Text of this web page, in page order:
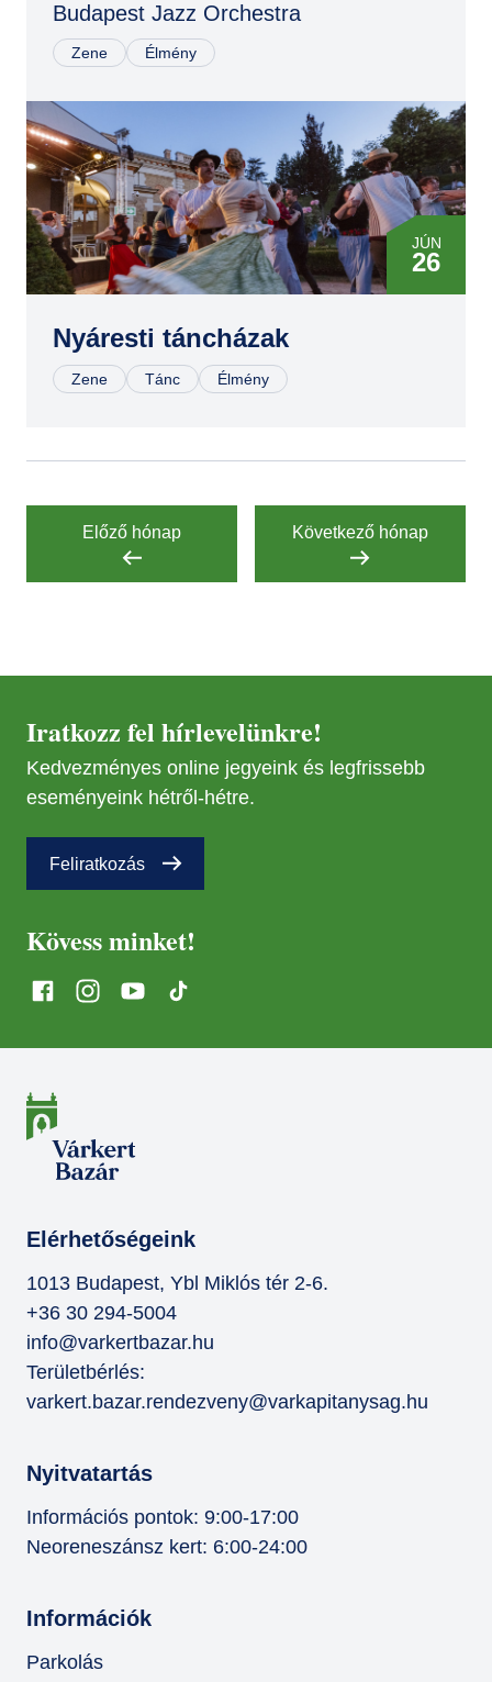
Budapest Jazz Orchestra
Zene Élmény
JÚN
26
AUG
AUG
Nyáresti táncházak
Zene Tánc Élmény
Előző hónap Következő hónap
Iratkozz fel hírlevelünkre!
Kedvezményes online jegyeink és legfrissebb
eseményeink hétről-hétre.
Feliratkozás
Kövess minket!
Elérhetőségeink
1013 Budapest, Ybl Miklós tér 2-6.
+36 30 294-5004
info@varkertbazar.hu
Területbérlés:
varkert.bazar.rendezveny@varkapitanysag.hu
Nyitvatartás
Információs pontok: 9:00-17:00
Neoreneszánsz kert: 6:00-24:00
Információk
Parkolás